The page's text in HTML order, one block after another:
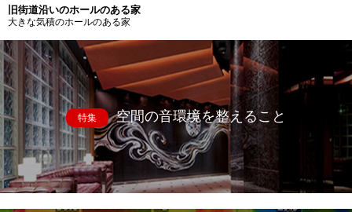
旧街道沿いのホールのある家
大きな気積のホールのある家
特集 空間の音環境を整えること